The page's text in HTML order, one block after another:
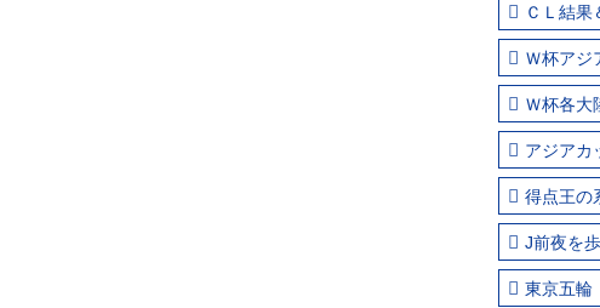
ＣＬ結果
Ｗ杯アジ
Ｗ杯各大
アジアカ
得点王の
J前夜を歩
東京五輪